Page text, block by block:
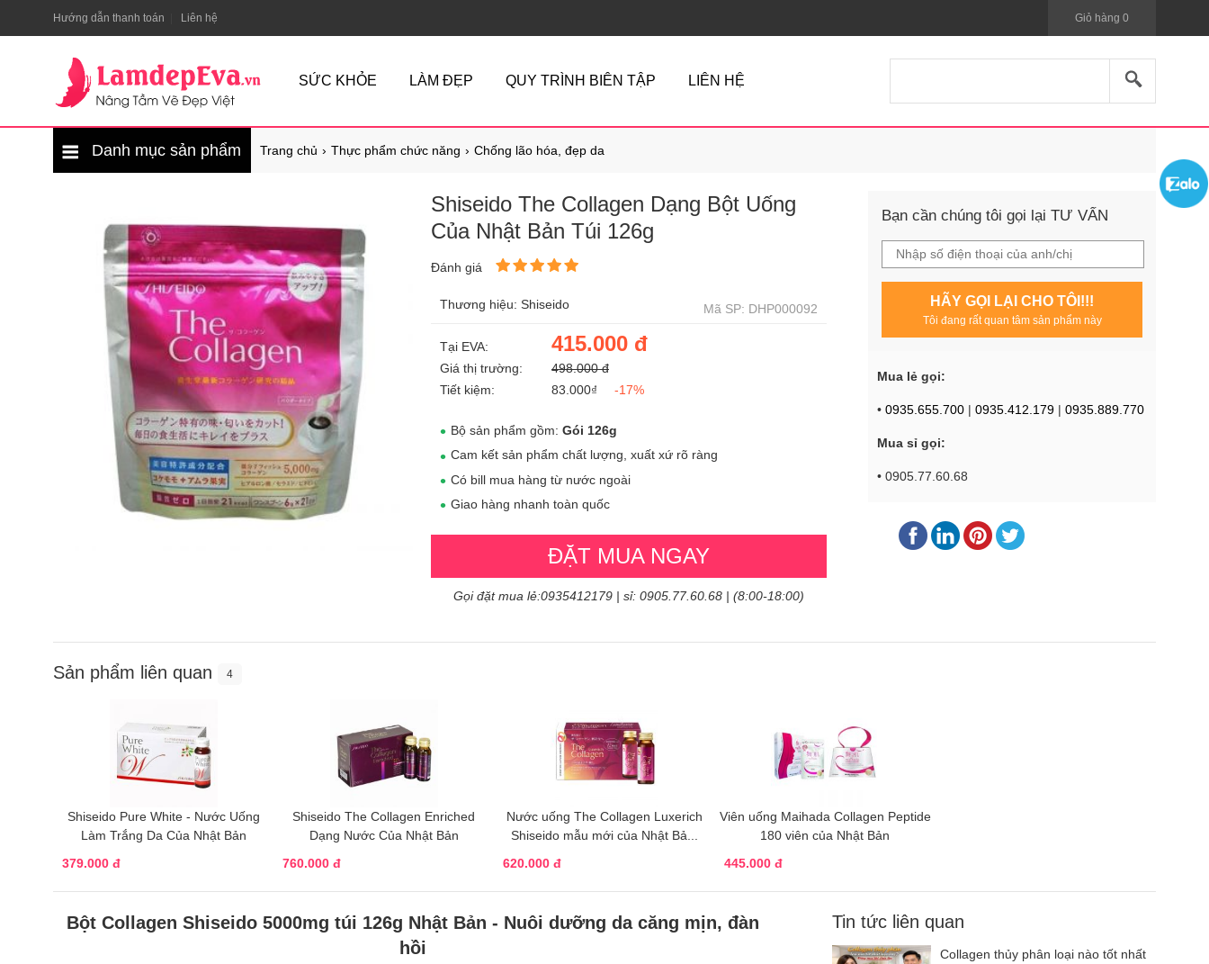
Hướng dẫn thanh toán Liên hệ Giỏ hàng 0
SỨC KHỎE LÀM ĐẸP QUY TRÌNH BIÊN TẬP LIÊN HỆ
Danh mục sản phẩm Trang chủ Thực phẩm chức năng Chống lão hóa, đẹp da
Shiseido The Collagen Dạng Bột Uống
Của Nhật Bản Túi 126g
Đánh giá
Thương hiệu: Shiseido Mã SP: DHP000092
Tại EVA: 415.000 đ
Giá thị trường:
498.000 đ
Tiết kiệm:
83.000₫ -17%
Bộ sản phẩm gồm: Gói 126g
Cam kết sản phẩm chất lượng, xuất xứ rõ ràng
Có bill mua hàng từ nước ngoài
Giao hàng nhanh toàn quốc
ĐẶT MUA NGAY
Gọi đặt mua lẻ:0935412179 | sỉ: 0905.77.60.68 | (8:00-18:00)
Bạn cần chúng tôi gọi lại TƯ VẤN
HÃY GỌI LẠI CHO TÔI!!!
Tôi đang rất quan tâm sản phẩm này
Mua lẻ gọi:
• 0935.655.700 | 0935.412.179 | 0935.889.770
Mua sỉ gọi:
• 0905.77.60.68
Sản phẩm liên quan 4
Shiseido Pure White - Nước Uống
Làm Trắng Da Của Nhật Bản
379.000 đ
Shiseido The Collagen Enriched
Dạng Nước Của Nhật Bản
760.000 đ
Nước uống The Collagen Luxerich
Shiseido mẫu mới của Nhật Bả...
620.000 đ
Viên uống Maihada Collagen Peptide
180 viên của Nhật Bản
445.000 đ
Bột Collagen Shiseido 5000mg túi 126g Nhật Bản - Nuôi dưỡng da căng mịn, đàn
hồi
Tin tức liên quan
Collagen thủy phân loại nào tốt nhất